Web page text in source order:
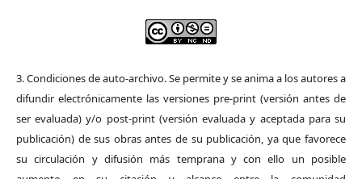
3. Condiciones de auto-archivo. Se permite y se anima a los autores a
difundir electrónicamente las versiones pre-print (versión antes de
ser evaluada) y/o post-print (versión evaluada y aceptada para su
publicación) de sus obras antes de su publicación, ya que favorece
su circulación y difusión más temprana y con ello un posible